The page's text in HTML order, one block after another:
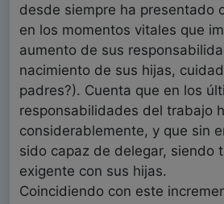
desde siempre ha presentado
en los momentos vitales que
aumento de sus
nacimiento de sus hijas,
padres?). Cuenta que en los
responsabilidades del trabajo
considerablemente, y que sin
sido capaz de delegar, siendo
exigente con sus hijas.
Coincidiendo con este